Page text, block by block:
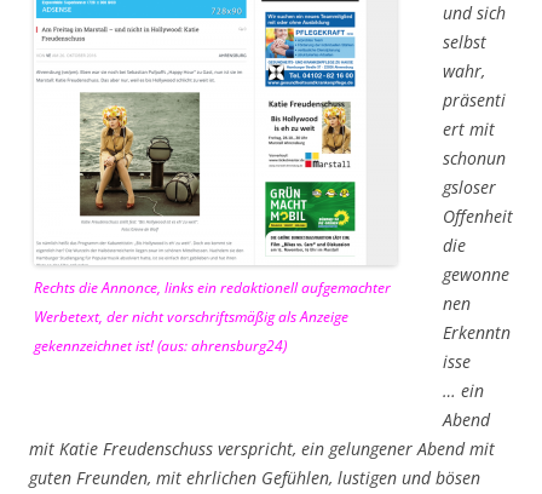
Rechts die Annonce, links ein redaktionell aufgemachter
Werbetext, der nicht vorschriftsmäßig als Anzeige
gekennzeichnet ist! (aus: ahrensburg24)
und sich
selbst
wahr,
präsenti
ert mit
schonun
gsloser
Offenheit
die
gewonne
nen
Erkenntn
isse
… ein
Abend
mit Katie Freudenschuss verspricht, ein gelungener Abend mit
guten Freunden, mit ehrlichen Gefühlen, lustigen und bösen